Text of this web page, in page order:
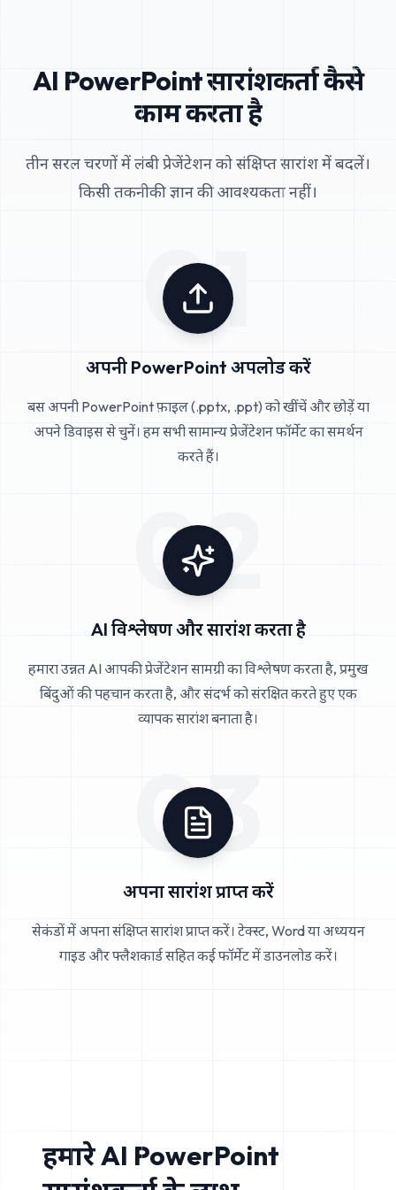
AI PowerPoint सारांशकर्ता कैसे
काम करता है
तीन सरल चरणों में लंबी प्रेजेंटेशन को संक्षिप्त सारांश में बदलें।
किसी तकनीकी ज्ञान की आवश्यकता नहीं।
01
अपनी PowerPoint अपलोड करें
बस अपनी PowerPoint फ़ाइल (.pptx, .ppt) को खींचें और छोड़ें या
अपने डिवाइस से चुनें। हम सभी सामान्य प्रेजेंटेशन फॉर्मेट का समर्थन
करते हैं।
02
AI विश्लेषण और सारांश करता है
हमारा उन्नत AI आपकी प्रेजेंटेशन सामग्री का विश्लेषण करता है, प्रमुख
बिंदुओं की पहचान करता है, और संदर्भ को संरक्षित करते हुए एक
व्यापक सारांश बनाता है।
03
अपना सारांश प्राप्त करें
सेकंडों में अपना संक्षिप्त सारांश प्राप्त करें। टेक्स्ट, Word या अध्ययन
गाइड और फ्लैशकार्ड सहित कई फॉर्मेट में डाउनलोड करें।
हमारे AI PowerPoint